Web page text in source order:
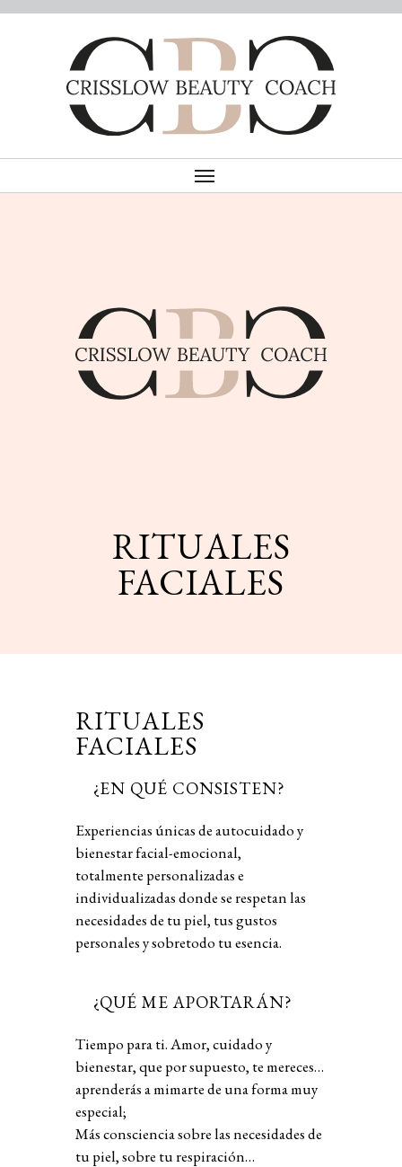
RITUALES
FACIALES
RITUALES
FACIALES
¿EN QUÉ CONSISTEN?
Experiencias únicas de autocuidado y
bienestar facial-emocional,
totalmente personalizadas e
individualizadas donde se respetan las
necesidades de tu piel, tus gustos
personales y sobretodo tu esencia.
¿QUÉ ME APORTARÁN?
Tiempo parati.Amor,cuidadoy
bienestar,que porsupuesto, temereces…
aprenderásamimartede unaformamuy
especial;
Másconscienciasobrelasnecesidadesde
tupiel,sobre turespiración…